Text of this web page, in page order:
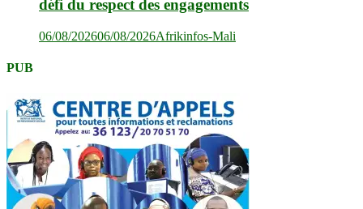
défi du respect des engagements
06/08/202606/08/2026Afrikinfos-Mali
PUB